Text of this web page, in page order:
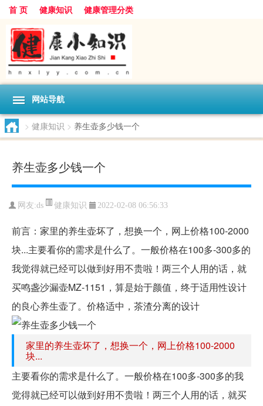
首 页 健康知识 健康管理分类
网站导航
> 健康知识 > 养生壶多少钱一个
养生壶多少钱一个
网友:ds 健康知识 2022-02-08 06:56:33
前言：家里的养生壶坏了，想换一个，网上价格100-2000
块...主要看你的需求是什么了。一般价格在100多-300多的
我觉得就已经可以做到好用不贵啦！两三个人用的话，就
买鸣盏沙漏壶MZ-1151，算是始于颜值，终于适用性设计
的良心养生壶了。价格适中，茶渣分离的设计
家里的养生壶坏了，想换一个，网上价格100-2000
块...
主要看你的需求是什么了。一般价格在100多-300多的我
觉得就已经可以做到好用不贵啦！两三个人用的话，就买